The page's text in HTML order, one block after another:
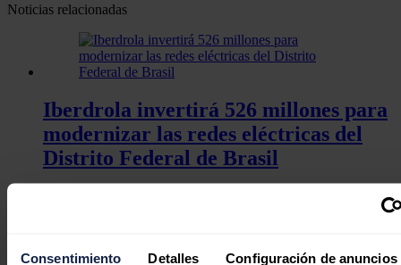
Consentimiento Detalles Configuración de anuncios
Noticias relacionadas
Iberdrola invertirá 526 millones para
modernizar las redes eléctricas del
Distrito Federal de Brasil